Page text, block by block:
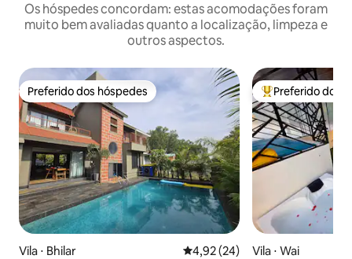
Os hóspedes concordam: estas acomodações foram
muito bem avaliadas quanto a localização, limpeza e
outros aspectos.
Preferido dos hóspedes
Preferido dos hóspedes
Vila ⋅ Bhilar 4,92 de uma avaliação média
4,92 (24)
Entre os
Preferido dos
Vila ⋅ Wai